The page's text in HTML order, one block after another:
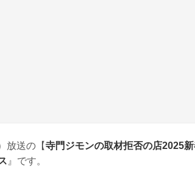
放送の【寺門ジモンの取材拒否の店2025
』です。